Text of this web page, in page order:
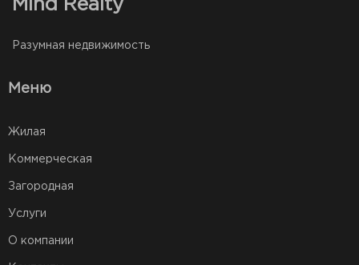
Mind Realty
Разумная недвижимость
Меню
Жилая
Коммерческая
Загородная
Услуги
О компании